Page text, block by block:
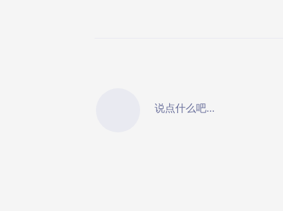
说点什么吧...